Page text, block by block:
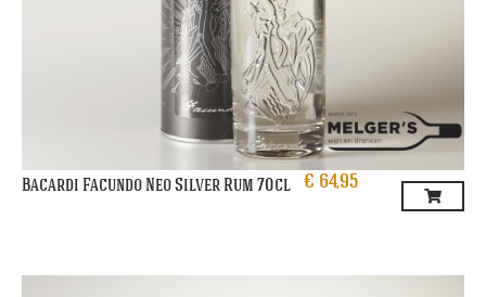
Bacardi Facundo Neo Silver Rum 70cl € 64,95